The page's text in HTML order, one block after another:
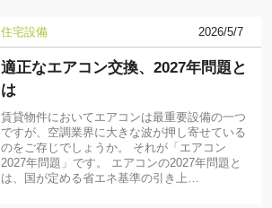
住宅設備 2026/5/7
適正なエアコン交換、2027年問題と
は
賃貸物件においてエアコンは最重要設備の一つ
ですが、空調業界に大きな波が押し寄せている
のをご存じでしょうか。 それが「エアコン
2027年問題」です。 エアコンの2027年問題と
は、国が定める省エネ基準の引き上…